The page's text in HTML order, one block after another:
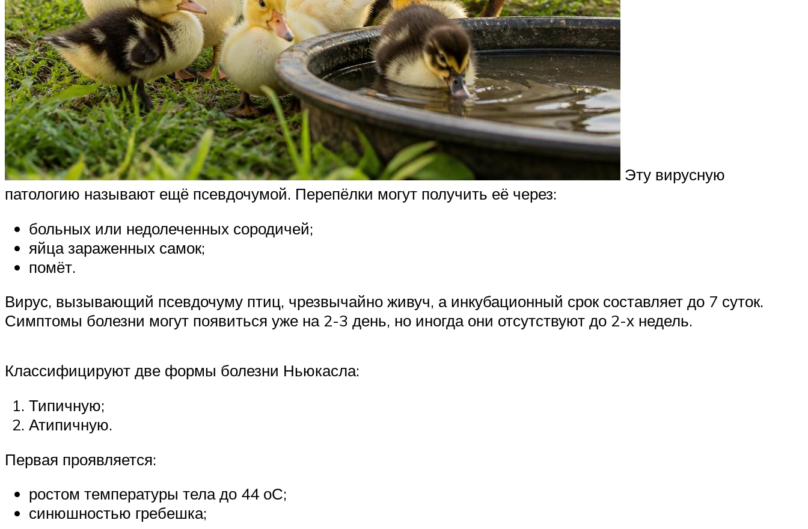
Эту вирусную
патологию называют ещё псевдочумой. Перепёлки могут получить её через:
больных или недолеченных сородичей;
яйца зараженных самок;
помёт.
Вирус, вызывающий псевдочуму птиц, чрезвычайно живуч, а инкубационный срок составляет до 7 суток.
Симптомы болезни могут появиться уже на 2-3 день, но иногда они отсутствуют до 2-х недель.
Классифицируют две формы болезни Ньюкасла:
Типичную;
Атипичную.
Первая проявляется:
ростом температуры тела до 44 оС;
синюшностью гребешка;